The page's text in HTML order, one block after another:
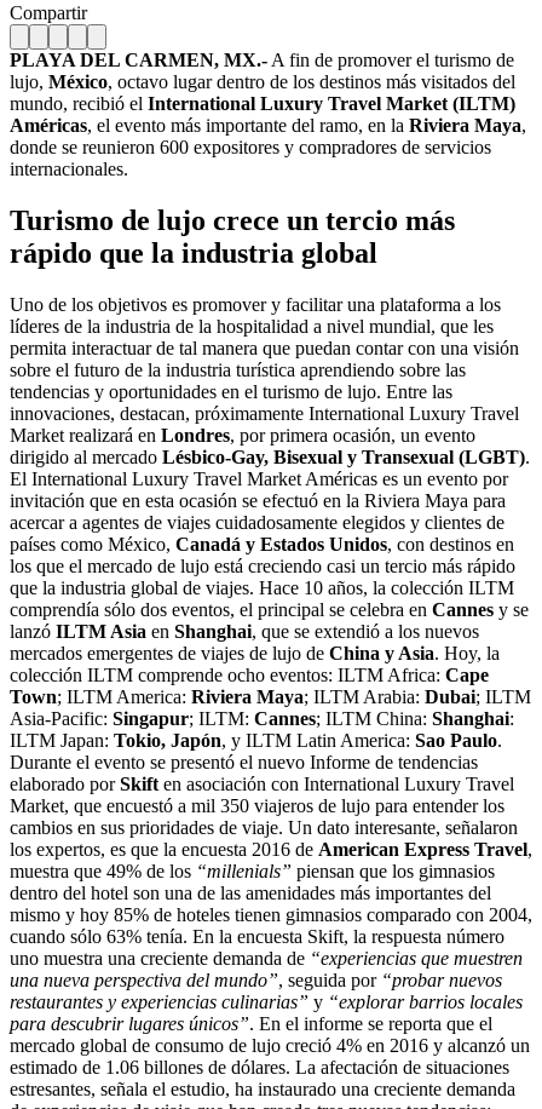
Compartir
PLAYA DEL CARMEN, MX.- A fin de promover el turismo de
lujo, México, octavo lugar dentro de los destinos más visitados del
mundo, recibió el International Luxury Travel Market (ILTM)
Américas, el evento más importante del ramo, en la Riviera Maya,
donde se reunieron 600 expositores y compradores de servicios
internacionales.
Turismo de lujo crece un tercio más
rápido que la industria global
Uno de los objetivos es promover y facilitar una plataforma a los
líderes de la industria de la hospitalidad a nivel mundial, que les
permita interactuar de tal manera que puedan contar con una visión
sobre el futuro de la industria turística aprendiendo sobre las
tendencias y oportunidades en el turismo de lujo. Entre las
innovaciones, destacan, próximamente International Luxury Travel
Market realizará en Londres, por primera ocasión, un evento
dirigido al mercado Lésbico-Gay, Bisexual y Transexual (LGBT).
El International Luxury Travel Market Américas es un evento por
invitación que en esta ocasión se efectuó en la Riviera Maya para
acercar a agentes de viajes cuidadosamente elegidos y clientes de
países como México, Canadá y Estados Unidos, con destinos en
los que el mercado de lujo está creciendo casi un tercio más rápido
que la industria global de viajes. Hace 10 años, la colección ILTM
comprendía sólo dos eventos, el principal se celebra en Cannes y se
lanzó ILTM Asia en Shanghai, que se extendió a los nuevos
mercados emergentes de viajes de lujo de China y Asia. Hoy, la
colección ILTM comprende ocho eventos: ILTM Africa: Cape
Town; ILTM America: Riviera Maya; ILTM Arabia: Dubai; ILTM
Asia-Pacific: Singapur; ILTM: Cannes; ILTM China: Shanghai:
ILTM Japan: Tokio, Japón, y ILTM Latin America: Sao Paulo.
Durante el evento se presentó el nuevo Informe de tendencias
elaborado porSkift en asociación con International Luxury Travel
Market, que encuestó a mil 350 viajeros de lujo para entender los
cambios en sus prioridades de viaje. Un dato interesante, señalaron
los expertos, es que la encuesta 2016 de American Express Travel,
muestra que 49% de los “millenials” piensan que los gimnasios
dentro del hotel son una de las amenidades más importantes del
mismo y hoy 85% de hoteles tienen gimnasios comparado con 2004,
cuando sólo 63% tenía. En la encuesta Skift, la respuesta número
uno muestra una creciente demanda de “experiencias que muestren
una nueva perspectiva del mundo”, seguida por “probar nuevos
restaurantes y experiencias culinarias” y “explorar barrios locales
para descubrir lugares únicos”. En el informe se reporta que el
mercado global de consumo de lujo creció 4% en 2016 y alcanzó un
estimado de 1.06 billones de dólares. La afectación de situaciones
estresantes, señala el estudio, ha instaurado una creciente demanda